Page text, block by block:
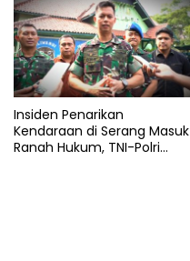
Insiden Penarikan
Kendaraan di Serang Masuk
Ranah Hukum, TNI-Polri